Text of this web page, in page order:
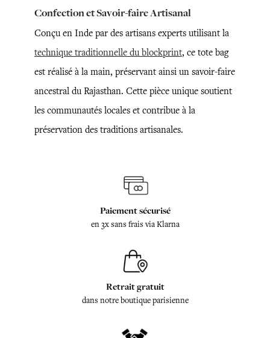
Confection et Savoir-faire Artisanal
Conçu en Inde par des artisans experts utilisant la
technique traditionnelle du blockprint, ce tote bag
est réalisé à la main, préservant ainsi un savoir-faire
ancestral du Rajasthan. Cette pièce unique soutient
les communautés locales et contribue à la
préservation des traditions artisanales.
Paiement sécurisé
en 3x sans frais via Klarna
Retrait gratuit
dans notre boutique parisienne